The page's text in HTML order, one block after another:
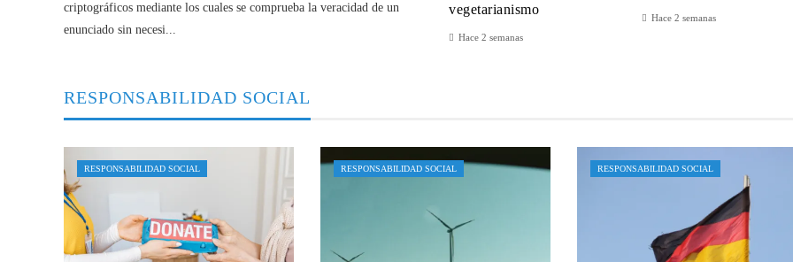
criptográficos mediante los cuales se comprueba la veracidad de un
enunciado sin necesi...
vegetarianismo
Hace 2 semanas
Hace 2 semanas
RESPONSABILIDAD SOCIAL
RESPONSABILIDAD SOCIAL RESPONSABILIDAD SOCIAL RESPONSABILIDAD SOCIAL